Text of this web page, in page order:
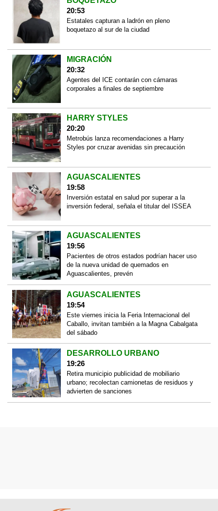
20:53
Estatales capturan a ladrón en pleno
boquetazo al sur de la ciudad
MIGRACIÓN
20:32
Agentes del ICE contarán con cámaras
corporales a finales de septiembre
HARRY STYLES
20:20
Metrobús lanza recomendaciones a Harry
Styles por cruzar avenidas sin precaución
AGUASCALIENTES
19:58
Inversión estatal en salud por superar a la
inversión federal, señala el titular del ISSEA
AGUASCALIENTES
19:56
Pacientes de otros estados podrían hacer uso
de la nueva unidad de quemados en
Aguascalientes, prevén
AGUASCALIENTES
19:54
Este viernes inicia la Feria Internacional del
Caballo, invitan también a la Magna Cabalgata
del sábado
DESARROLLO URBANO
19:26
Retira municipio publicidad de mobiliario
urbano; recolectan camionetas de residuos y
advierten de sanciones